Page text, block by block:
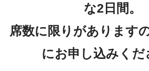
な2日間。
席数に限りがあります
にお申し込みくだ